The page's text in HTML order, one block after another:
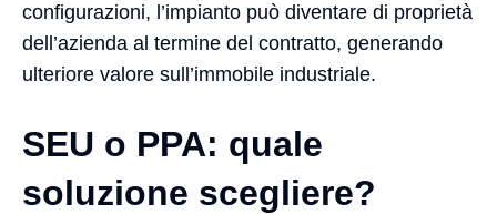
configurazioni, l’impianto può diventare di proprietà
dell’azienda al termine del contratto, generando
ulteriore valore sull’immobile industriale.
SEU o PPA: quale
soluzione scegliere?